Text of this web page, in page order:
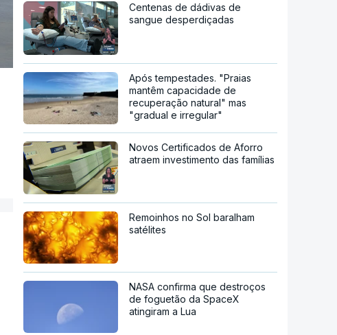
Centenas de dádivas de
sangue desperdiçadas
Após tempestades. "Praias
mantêm capacidade de
recuperação natural" mas
"gradual e irregular"
Novos Certificados de Aforro
atraem investimento das famílias
Remoinhos no Sol baralham
satélites
NASA confirma que destroços
de foguetão da SpaceX
atingiram a Lua